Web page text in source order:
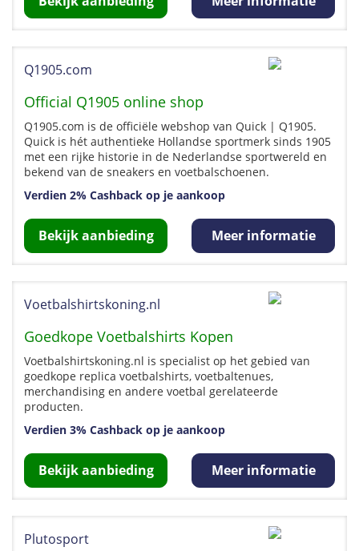
Q1905.com
Official Q1905 online shop
Q1905.com is de officiële webshop van Quick | Q1905.
Quick is hét authentieke Hollandse sportmerk sinds 1905
met een rijke historie in de Nederlandse sportwereld en
bekend van de sneakers en voetbalschoenen.
Verdien 2% Cashback op je aankoop
Bekijk aanbieding Meer informatie
Voetbalshirtskoning.nl
Goedkope Voetbalshirts Kopen
Voetbalshirtskoning.nl is specialist op het gebied van
goedkope replica voetbalshirts, voetbaltenues,
merchandising en andere voetbal gerelateerde
producten.
Verdien 3% Cashback op je aankoop
Bekijk aanbieding Meer informatie
Plutosport